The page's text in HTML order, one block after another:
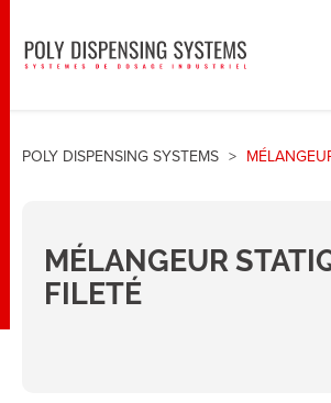
POLY DISPENSING SYSTEMS >
MÉLANGEUR
FILETÉ